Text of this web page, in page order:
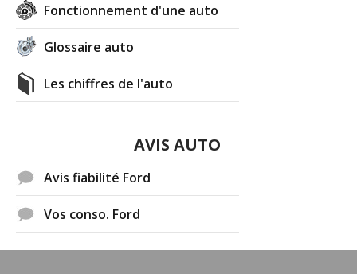
Fonctionnement d'une auto
Glossaire auto
Les chiffres de l'auto
AVIS AUTO
Avis fiabilité Ford
Vos conso. Ford